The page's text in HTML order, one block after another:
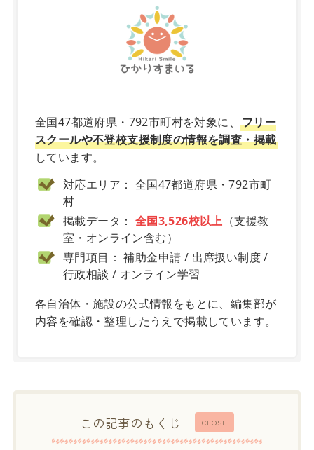
全国47都道府県・792市町村を対象に、 フリー
スクールや不登校支援制度の情報を調査・掲載
しています。
対応エリア： 全国47都道府県・792市町
村
掲載データ： 全国3,526校以上 （支援教
室・オンライン含む）
専門項目： 補助金申請 / 出席扱い制度 /
行政相談 / オンライン学習
各自治体・施設の公式情報をもとに、編集部が
内容を確認・整理したうえで掲載しています。
CLOSE
この記事のもくじ